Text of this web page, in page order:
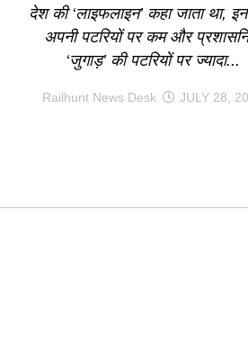
देश की ‘लाइफलाइन’ कहा जाता था, इन
अपनी पटरियों पर कम और
‘जुगाड़’ की पटरियों पर ज्यादा...
Railhunt News Desk JULY 28,